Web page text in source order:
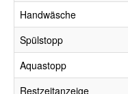
Handwäsche
Spülstopp
Aquastopp
Restzeitanzeige